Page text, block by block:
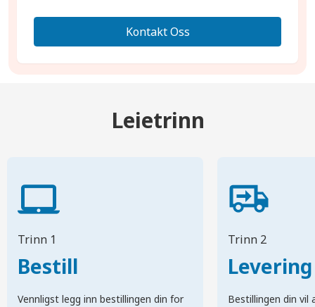
Kontakt Oss
Leietrinn
Trinn 1
Bestill
Vennligst legg inn bestillingen din for
Trinn 2
Levering
Bestillingen din vil